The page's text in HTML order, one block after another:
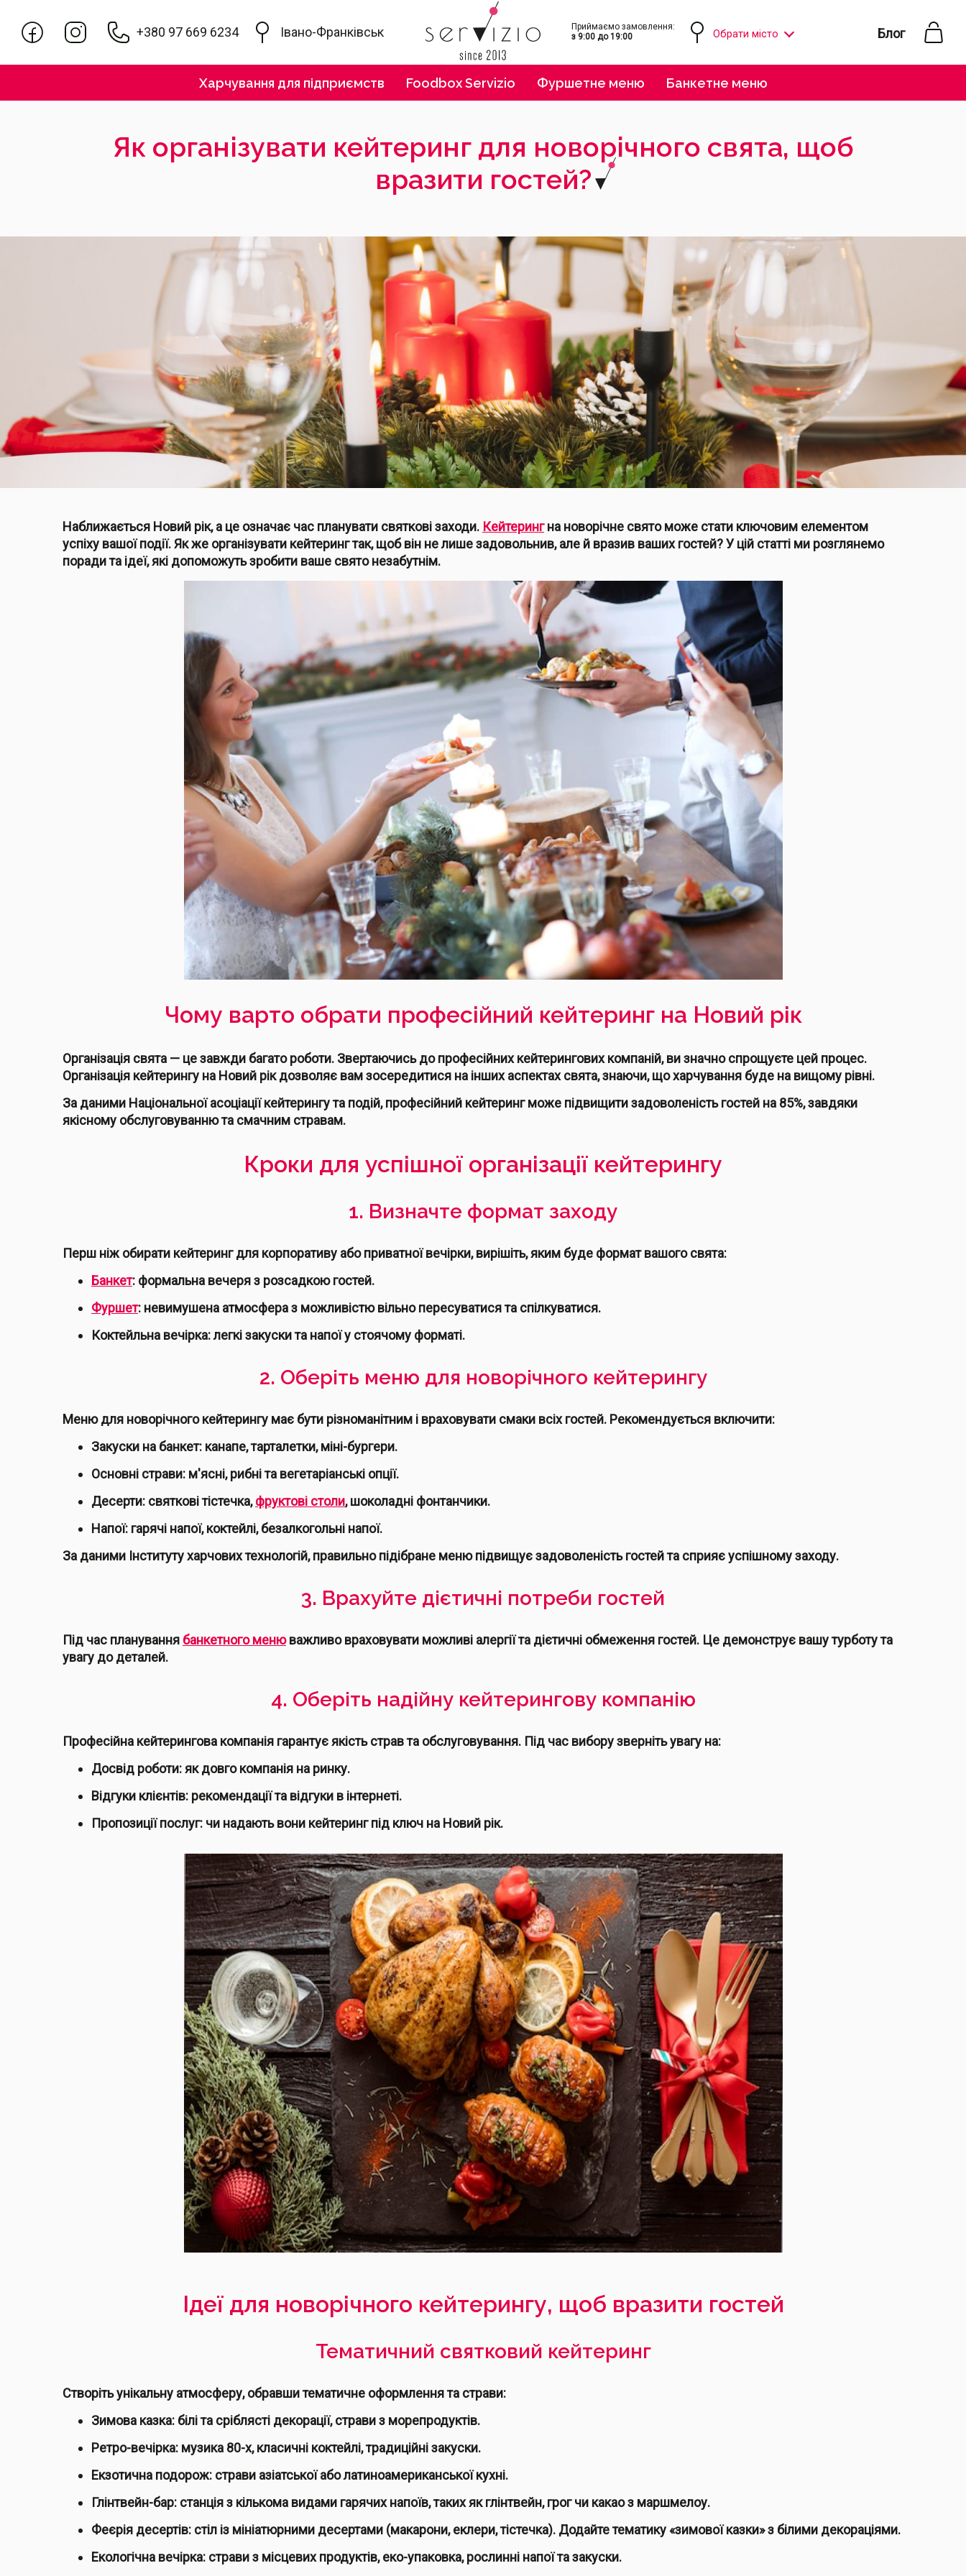
+380 97 669 6234 Івано-Франківськ
Приймаємо замовлення:
з 9:00 до 19:00
Обрати місто Блог
Харчування для підприємств Foodbox Servizio Фуршетне меню Банкетне меню
Як організувати кейтеринг для новорічного свята, щоб
вразити гостей?
Наближається Новий рік, а це означає час планувати святкові заходи. Кейтерингна новорічне свято може стати ключовим елементом
успіху вашої події. Як же організувати кейтеринг так, щоб він не лише задовольнив, але й вразив ваших гостей? У цій статті ми розглянемо
поради та ідеї, які допоможуть зробити ваше свято незабутнім.
Чому варто обрати професійний кейтеринг на Новий рік
Організація свята — це завжди багато роботи. Звертаючись до професійних кейтерингових компаній, ви значно спрощуєте цей процес.
Організація кейтерингу на Новий рік дозволяє вам зосередитися на інших аспектах свята, знаючи, що харчування буде на вищому рівні.
За даними Національної асоціації кейтерингу та подій, професійний кейтеринг може підвищити задоволеність гостей на 85%, завдяки
якісному обслуговуванню та смачним стравам.
Кроки для успішної організації кейтерингу
1. Визначте формат заходу
Перш ніж обирати кейтеринг для корпоративу або приватної вечірки, вирішіть, яким буде формат вашого свята:
Банкет: формальна вечеря з розсадкою гостей.
Фуршет: невимушена атмосфера з можливістю вільно пересуватися та спілкуватися.
Коктейльна вечірка: легкі закуски та напої у стоячому форматі.
2. Оберіть меню для новорічного кейтерингу
Меню для новорічного кейтерингу має бути різноманітним і враховувати смаки всіх гостей. Рекомендується включити:
Закуски на банкет: канапе, тарталетки, міні-бургери.
Основні страви: м'ясні, рибні та вегетаріанські опції.
Десерти: святкові тістечка,фруктові столи, шоколадні фонтанчики.
Напої: гарячі напої, коктейлі, безалкогольні напої.
За даними Інституту харчових технологій, правильно підібране меню підвищує задоволеність гостей та сприяє успішному заходу.
3. Врахуйте дієтичні потреби гостей
Під час планування банкетного менюважливо враховувати можливі алергії та дієтичні обмеження гостей. Це демонструє вашу турботу та
увагу до деталей.
4. Оберіть надійну кейтерингову компанію
Професійна кейтерингова компанія гарантує якість страв та обслуговування. Під час вибору зверніть увагу на:
Досвід роботи: як довго компанія на ринку.
Відгуки клієнтів: рекомендації та відгуки в інтернеті.
Пропозиції послуг: чи надають вони кейтеринг під ключ на Новий рік.
Ідеї для новорічного кейтерингу, щоб вразити гостей
Тематичний святковий кейтеринг
Створіть унікальну атмосферу, обравши тематичне оформлення та страви:
Зимова казка: білі та сріблясті декорації, страви з морепродуктів.
Ретро-вечірка: музика 80-х, класичні коктейлі, традиційні закуски.
Екзотична подорож: страви азіатської або латиноамериканської кухні.
Глінтвейн-бар: станція з кількома видами гарячих напоїв, таких як глінтвейн, грог чи какао з маршмелоу.
Феєрія десертів: стіл із мініатюрними десертами (макарони, еклери, тістечка). Додайте тематику «зимової казки» з білими декораціями.
Екологічна вечірка: страви з місцевих продуктів, еко-упаковка, рослинні напої та закуски.